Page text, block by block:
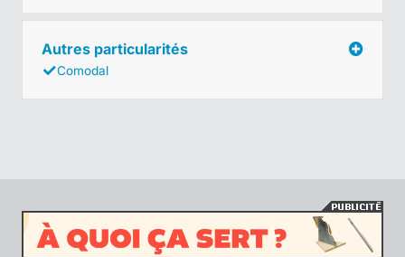
Autres particularités
Comodal